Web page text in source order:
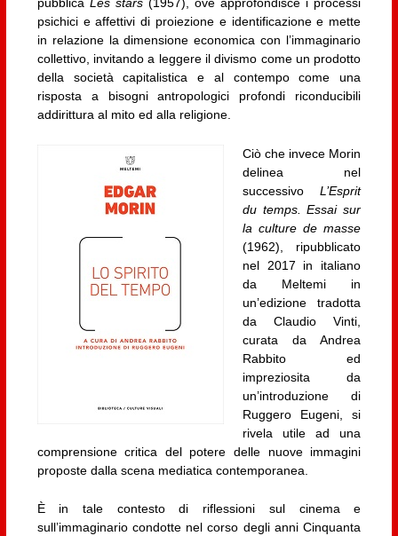
psichici e affettivi di proiezione e identificazione e mette
in relazione la dimensione economica con l’immaginario
collettivo, invitando a leggere il divismo come un prodotto
della società capitalistica e al contempo come una
risposta a bisogni antropologici profondi riconducibili
addirittura al mito ed alla religione.
Ciò che invece Morin
delinea nel
successivoL’Esprit
du temps. Essai sur
la culture de masse
(1962), ripubblicato
nel 2017 in italiano
da Meltemi in
un’edizione tradotta
da Claudio Vinti,
curata da Andrea
Rabbito ed
impreziosita da
un’introduzione di
Ruggero Eugeni, si
rivela utile ad una
comprensione critica del potere delle nuove immagini
proposte dalla scena mediatica contemporanea.
È in tale contesto di riflessioni sul cinema e
sull’immaginario condotte nel corso degli anni Cinquanta